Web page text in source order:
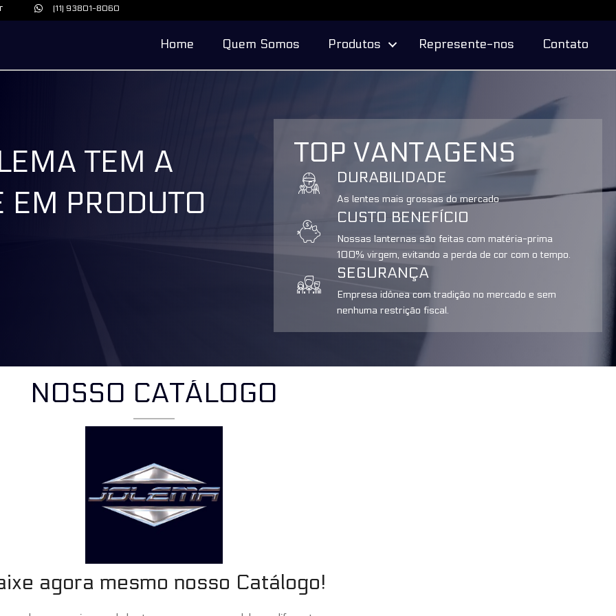
(11) 93801-8060
Home Quem Somos Produtos Represente-nos Contato
TEM A
PRODUTO
TOP VANTAGENS
DURABILIDADE
As lentes mais grossas do mercado
CUSTO BENEFÍCIO
Nossas lanternas são feitas com matéria-prima
100% virgem, evitando a perda de cor com o tempo.
SEGURANÇA
Empresa idônea com tradição no mercado e sem
nenhuma restrição fiscal.
NOSSO CATÁLOGO
agora mesmo nosso Catálogo!